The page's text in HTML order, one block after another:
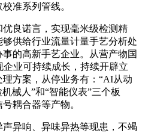
准系列管线。
良诺言，实现毫米级检测精
供给行业流量计量手艺分析处
的高新手艺企业。从营产物国
企业可持续成长，持续开辟立
方案，从停业务有：“AI从动
械人”和“智能仪表”三个板
耦合器等产物。
异响、异味异热等现患，不竭